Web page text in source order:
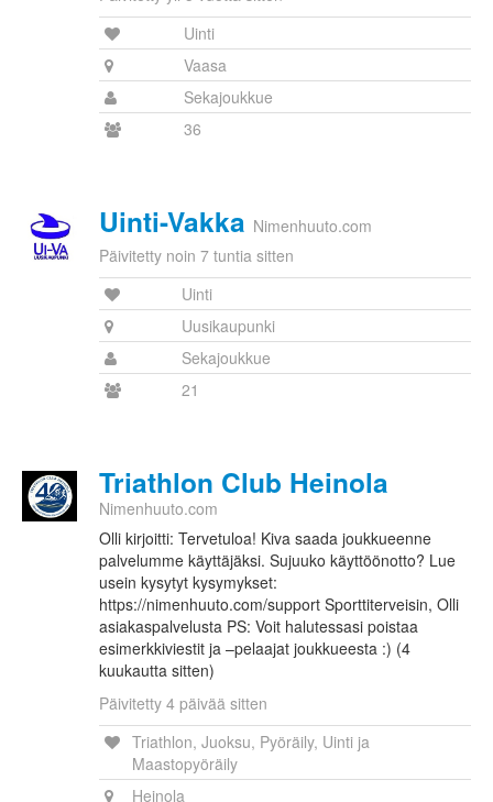
Uinti
Vaasa
Sekajoukkue
36
Uinti-Vakka Nimenhuuto.com
Päivitetty noin 7 tuntia sitten
Uinti
Uusikaupunki
Sekajoukkue
21
Triathlon Club Heinola
Nimenhuuto.com
Olli kirjoitti: Tervetuloa! Kiva saada joukkueenne
palvelumme käyttäjäksi. Sujuuko käyttöönotto? Lue
usein kysytyt kysymykset:
https://nimenhuuto.com/support Sporttiterveisin, Olli
asiakaspalvelusta PS: Voit halutessasi poistaa
esimerkkiviestit ja –pelaajat joukkueesta :) (4
kuukautta sitten)
Päivitetty 4 päivää sitten
Triathlon, Juoksu, Pyöräily, Uinti ja
Maastopyöräily
Heinola